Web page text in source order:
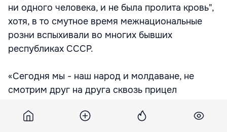
ни одного человека, и не была пролита кровь",
хотя, в то смутное время межнациональные
розни вспыхивали во многих бывших
республиках СССР.
«Сегодня мы - наш народ и молдаване, не
смотрим друг на друга сквозь прицел
знак благодарности и памяти установил в